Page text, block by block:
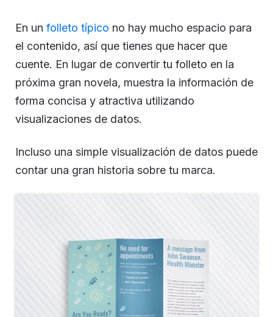
En un folleto típico no hay mucho espacio para
el contenido, así que tienes que hacer que
cuente. En lugar de convertir tu folleto en la
próxima gran novela, muestra la información de
forma concisa y atractiva utilizando
visualizaciones de datos.
Incluso una simple visualización de datos puede
contar una gran historia sobre tu marca.